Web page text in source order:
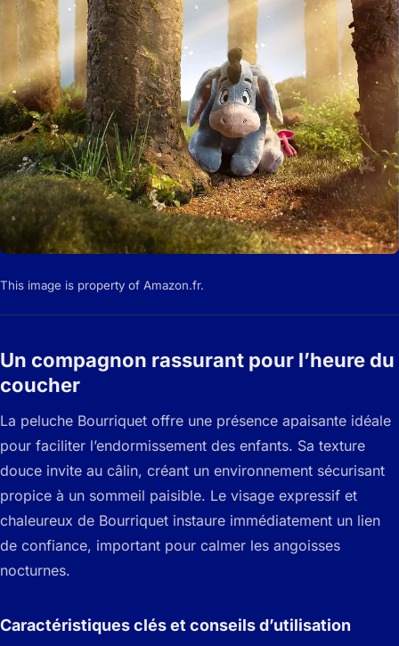
This image is property of Amazon.fr.
Un compagnon rassurant pour l’heure du
coucher
La peluche Bourriquet offre une présence apaisante idéale
pour faciliter l’endormissement des enfants. Sa texture
douce invite au câlin, créant un environnement sécurisant
propice à un sommeil paisible. Le visage expressif et
chaleureux de Bourriquet instaure immédiatement un lien
de confiance, important pour calmer les angoisses
nocturnes.
Caractéristiques clés et conseils d’utilisation